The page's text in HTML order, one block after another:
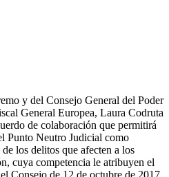
y del Consejo General del Poder
General Europea, Laura Codruta
de colaboración que permitirá
Punto Neutro Judicial como
los delitos que afecten a los
cuya competencia le atribuyen el